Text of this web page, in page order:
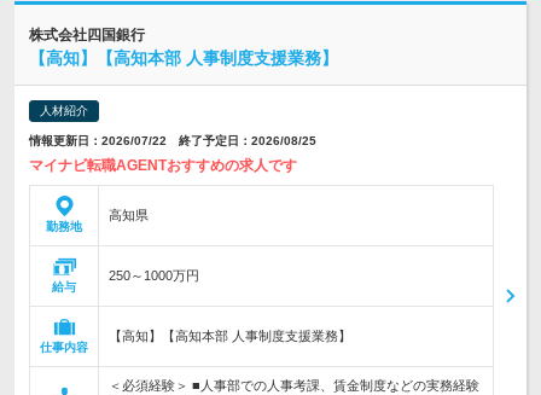
株式会社四国銀行
【高知】【高知本部 人事制度支援業務】
人材紹介
情報更新日：2026/07/22 終了予定日：2026/08/25
マイナビ転職AGENTおすすめの求人です
勤務地
高知県
給与
250～1000万円
仕事内容
【高知】【高知本部 人事制度支援業務】
＜必須経験＞ ■人事部での人事考課、賃金制度などの実務経験